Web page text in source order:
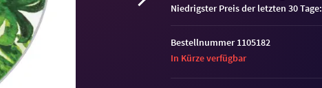
niedrigster Preis der letzten 30 Tage:
Bestellnummer 1105182
In Kürze verfügbar